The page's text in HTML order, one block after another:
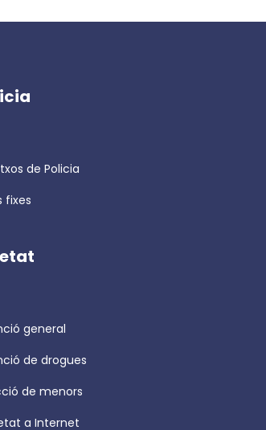
de Policia
fixes
general
de drogues
de menors
a Internet